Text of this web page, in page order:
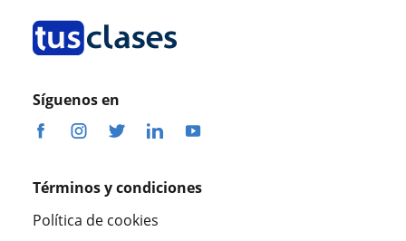
Síguenos en
Términos y condiciones
Política de cookies